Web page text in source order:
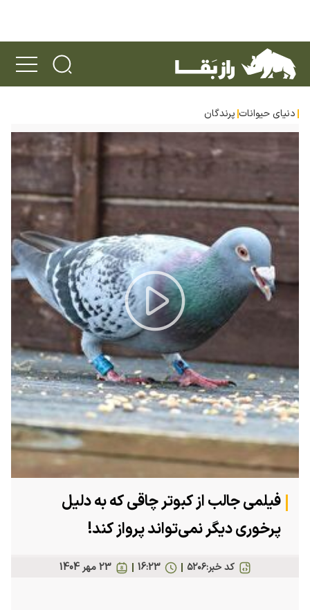
دنیای حیوانات پرندگان
Play
Video
فیلمی جالب از کبوتر چاقی که به دلیل
پرخوری دیگر نمی‌تواند پرواز کند!
کد خبر:۵۲۰۶ 23 مهر 1404 16:23